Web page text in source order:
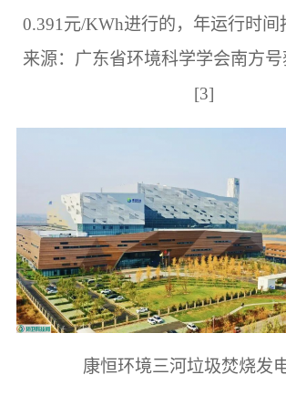
0.391元/KWh进行的，年运行时间
来源：广东省环境科学学会南方
[3]
康恒环境三河垃圾焚烧发